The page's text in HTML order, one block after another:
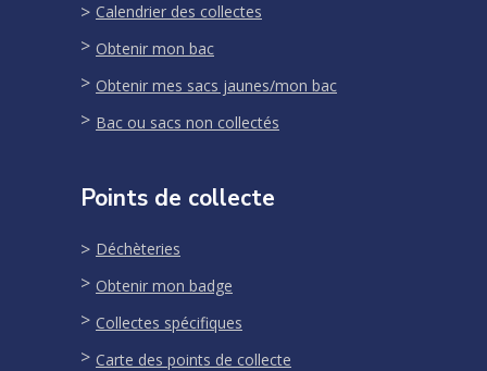
Calendrier des collectes
Obtenir mon bac
Obtenir mes sacs jaunes/mon bac
Bac ou sacs non collectés
Points de collecte
Déchèteries
Obtenir mon badge
Collectes spécifiques
Carte des points de collecte